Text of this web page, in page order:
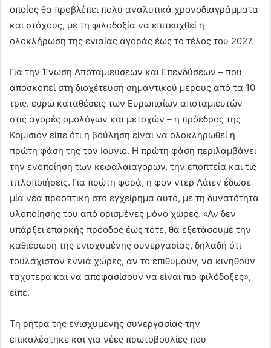
οποίος θα προβλέπει πολύ αναλυτικά χρονοδιαγράμματα
και στόχους, με τη φιλοδοξία να επιτευχθεί η
ολοκλήρωση της ενιαίας αγοράς έως το τέλος του 2027.
Για την Ένωση Αποταμιεύσεων και Επενδύσεων – που
αποσκοπεί στη διοχέτευση σημαντικού μέρους από τα 10
τρις. ευρώ καταθέσεις των Ευρωπαίων αποταμιευτών
στις αγορές ομολόγων και μετοχών – η πρόεδρος της
Κομισιόν είπε ότι η βούληση είναι να ολοκληρωθεί η
πρώτη φάση της τον Ιούνιο. Η πρώτη φάση περιλαμβάνει
την ενοποίηση των κεφαλαιαγορών, την εποπτεία και τις
τιτλοποιήσεις. Για πρώτη φορά, η φον ντερ Λάιεν έδωσε
μία νέα προοπτική στο εγχείρημα αυτό, με τη δυνατότητα
υλοποίησής του από ορισμένες μόνο χώρες. «Αν δεν
υπάρξει επαρκής πρόοδος έως τότε, θα εξετάσουμε την
καθιέρωση της ενισχυμένης συνεργασίας, δηλαδή ότι
τουλάχιστον εννιά χώρες, αν το επιθυμούν, να κινηθούν
ταχύτερα και να αποφασίσουν να είναι πιο φιλόδοξες»,
είπε.
Τη ρήτρα της ενισχυμένης συνεργασίας την
επικαλέστηκε και για νέες πρωτοβουλίες που